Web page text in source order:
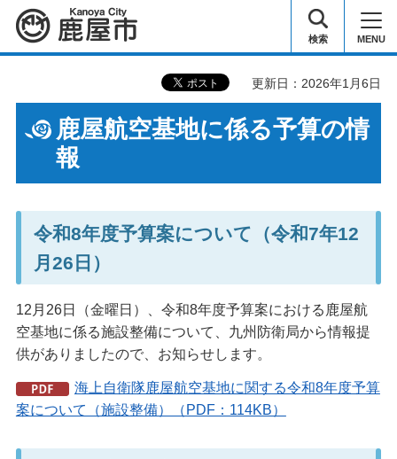
鹿屋市 検索 MENU
更新日：2026年1月6日
鹿屋航空基地に係る予算の情
報
令和8年度予算案について（令和7年12
月26日）
12月26日（金曜日）、令和8年度予算案における鹿屋航
空基地に係る施設整備について、九州防衛局から情報提
供がありましたので、お知らせします。
海上自衛隊鹿屋航空基地に関する令和8年度予算
案について（施設整備）（PDF：114KB）